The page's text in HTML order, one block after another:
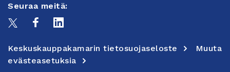
Seuraa meitä:
Keskuskauppakamarin tietosuojaseloste
Muuta
evästeasetuksia